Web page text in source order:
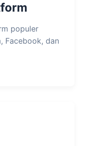
populer
Facebook, dan